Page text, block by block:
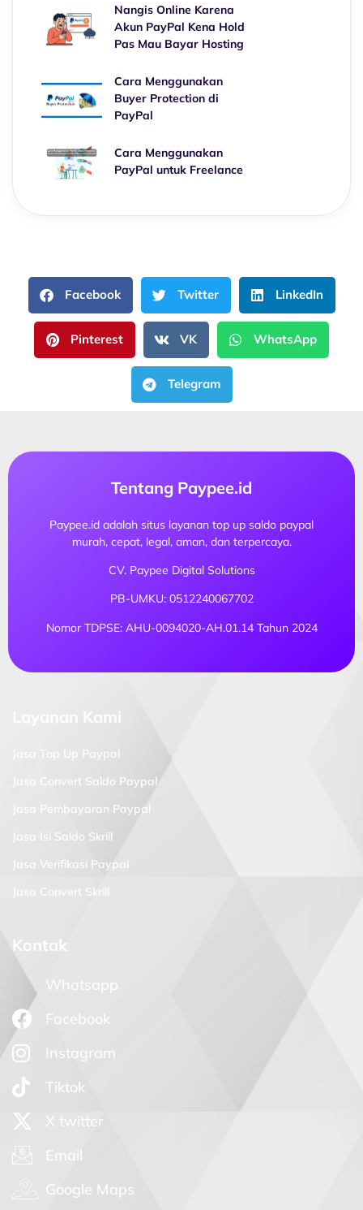
Nangis Online Karena
Akun PayPal Kena Hold
Pas Mau Bayar Hosting
Cara Menggunakan
Buyer Protection di
PayPal
Cara Menggunakan
PayPal untuk Freelance
Facebook Twitter LinkedIn
Pinterest VK WhatsApp
Telegram
Tentang Paypee.id
Paypee.id adalah situs layanan top up saldo paypal
murah, cepat, legal, aman, dan terpercaya.
CV. Paypee Digital Solutions
PB-UMKU: 0512240067702
Nomor TDPSE: AHU-0094020-AH.01.14 Tahun 2024
Layanan Kami
Jasa Top Up Paypal
Jasa Convert Saldo Paypal
Jasa Pembayaran Paypal
Jasa Isi Saldo Skrill
Jasa Verifikasi Paypal
Jasa Convert Skrill
Kontak
Whatsapp
Facebook
Instagram
Tiktok
X twitter
Email
Google Maps